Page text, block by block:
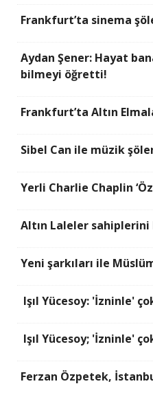
Frankfurt’ta sinema
Aydan Şener: Hayat
bilmeyi öğretti!
Frankfurt’ta Altın
Sibel Can ile müzik
Yerli Charlie Chaplin
Altın Laleler sahiplerini
Yeni şarkıları ile
Işıl Yücesoy: 'İzninle'
Işıl Yücesoy; 'İzninle'
Ferzan Özpetek,